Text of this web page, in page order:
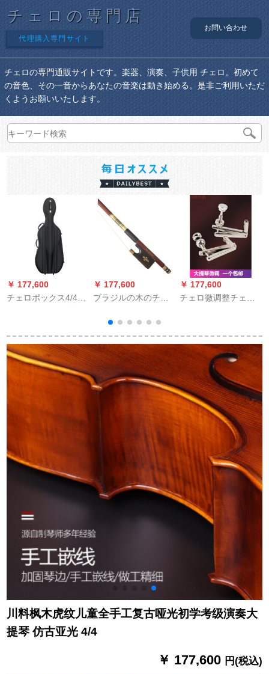
チェロの専門店
代理購入専門サイト
お問い合わせ
チェロの専門通販サイトです。楽器、演奏、子供用 チェロ。初めて
の音色、その一音からあなたの音楽は動き始める。是非ご利用いただ
くようお願いいたします。
￥ 177,600
チェロボックス4/4
箱3/4を合わせてくだ
さい。
￥ 177,600
ブラジルの木のチロ
弓の竿の黒木のアワ
ビの壳の尾の仓库の
黄色の铜の部品の品
质のアスタマイズの
金4/4の74 cmグルイ
￥ 177,600
チェロ微调整チェロ
器トーラペ1つ【1/4
ジェロに似合う】
川料枫木虎纹儿童全手工复古哑光初学考级演奏大
提琴 仿古亚光 4/4
￥ 177,600 円(税込)